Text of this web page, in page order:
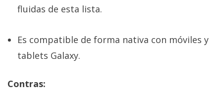
fluidas de esta lista.
Es compatible de forma nativa con móviles y
tablets Galaxy.
Contras: